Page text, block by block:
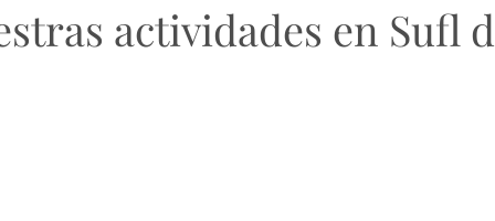
actividades en Sufl